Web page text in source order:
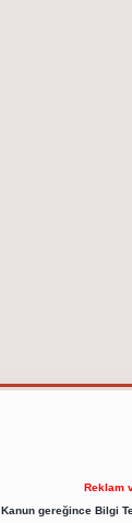
Reklam
gereğince Bilgi